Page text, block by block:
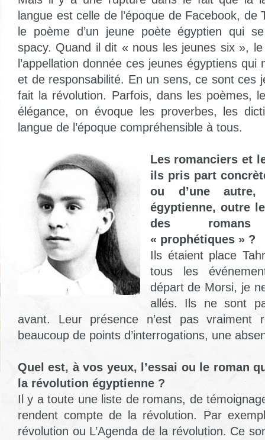
langue est celle de l’époque de Facebook, de
le poème d’un jeune poète égyptien qui
spacy. Quand il dit « nous les jeunes six »,
l’appellation donnée ces jeunes égyptiens qui
et de responsabilité. En un sens, ce sont ces
fait la révolution. Parfois, dans les poèmes,
élégance, on évoque les proverbes, les
langue de l’époque compréhensible à tous.
Les romanciers et
ils pris part
ou d’une
égyptienne, outre
des
« prophétiques » ?
Ils étaient place
tous les
départ de Morsi, je
allés. Ils ne sont
avant. Leur présence n’est pas vraiment
beaucoup de points d’interrogations, une
Quel est, à vos yeux, l’essai ou le roman
la révolution égyptienne ?
Il y a toute une liste de romans, de
rendent compte de la révolution. Par
révolution ou L’Agenda de la révolution. Ce